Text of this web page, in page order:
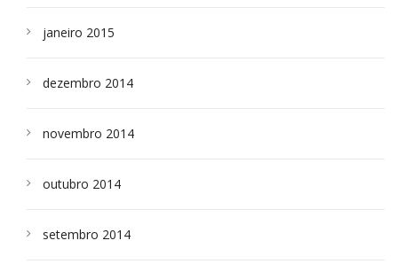
janeiro 2015
dezembro 2014
novembro 2014
outubro 2014
setembro 2014